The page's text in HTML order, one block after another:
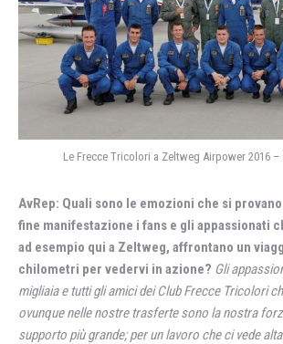
Le Frecce Tricolori a Zeltweg Airpower 2016 –
AvRep: Quali sono le emozioni che si
fine manifestazione i fans e gli appassionati
ad esempio qui a Zeltweg, affrontano un
chilometri per vedervi in azione? Gli
migliaia e tutti gli amici dei Club Frecce Tricolori
ovunque nelle nostre trasferte sono la nostra
supporto più grande; per un lavoro che ci vede